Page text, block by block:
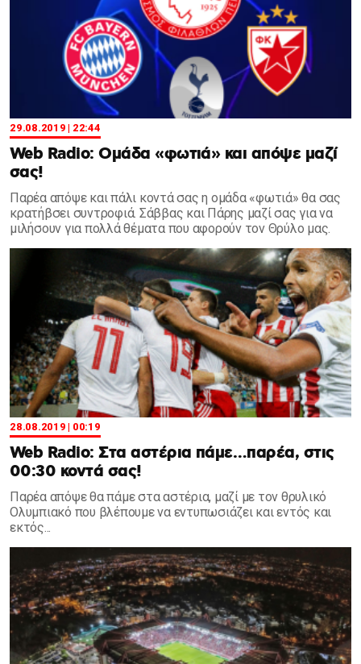
29.08.2019 | 22:44
Web Radio: Ομάδα «φωτιά» και απόψε μαζί
σας!
Παρέα απόψε και πάλι κοντά σας η ομάδα «φωτιά» θα σας
κρατήβσει συντροφιά. Σάββας και Πάρης μαζί σας για να
μιλήσουν για πολλά θέματα που αφορούν τον Θρύλο μας.
28.08.2019 | 00:19
Web Radio: Στα αστέρια πάμε…παρέα, στις
00:30 κοντά σας!
Παρέα απόψε θα πάμε στα αστέρια, μαζί με τον θρυλικό
Ολυμπιακό που βλέπουμε να εντυπωσιάζει και εντός και
εκτός...